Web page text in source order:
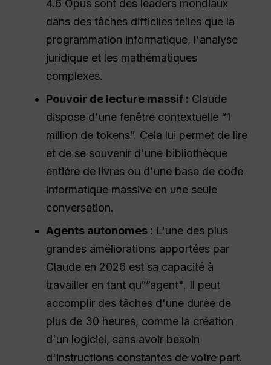
4.6 Opus sont des leaders mondiaux
dans des tâches difficiles telles que la
programmation informatique, l'analyse
juridique et les mathématiques
complexes.
Pouvoir de lecture massif : Claude
dispose d'une fenêtre contextuelle “1
million de tokens”. Cela lui permet de lire
et de se souvenir d'une bibliothèque
entière de livres ou d'une base de code
informatique massive en une seule
conversation.
Agents autonomes : L'une des plus
grandes améliorations apportées par
Claude en 2026 est sa capacité à
travailler en tant qu“”agent". Il peut
accomplir des tâches d'une durée de
plus de 30 heures, comme la création
d'un logiciel, sans avoir besoin
d'instructions constantes de votre part.